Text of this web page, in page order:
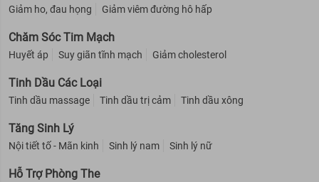
Giảm ho, đau họng Giảm viêm đường hô hấp
Chăm Sóc Tim Mạch
Huyết áp Suy giãn tĩnh mạch Giảm cholesterol
Tinh Dầu Các Loại
Tinh dầu massage Tinh dầu trị cảm Tinh dầu xông
Tăng Sinh Lý
Nội tiết tố - Mãn kinh Sinh lý nam Sinh lý nữ
Hỗ Trợ Phòng The